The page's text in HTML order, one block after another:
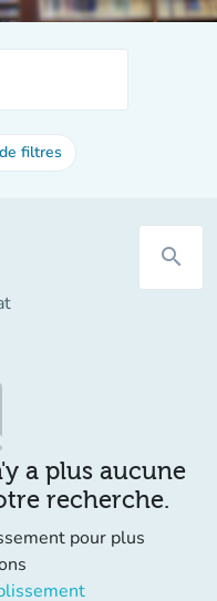
filtres
search
a plus aucune
recherche.
pour plus